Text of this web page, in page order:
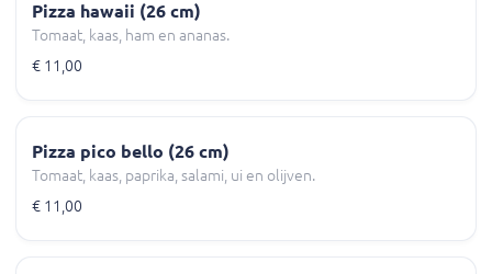
Pizza hawaii (26 cm)
Tomaat, kaas, ham en ananas.
€ 11,00
Pizza pico bello (26 cm)
Tomaat, kaas, paprika, salami, ui en olijven.
€ 11,00